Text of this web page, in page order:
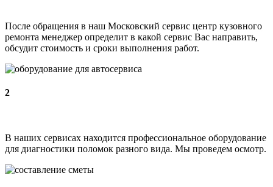
После обращения в наш Московский сервис центр кузовного
ремонта менеджер определит в какой сервис Вас направить,
обсудит стоимость и сроки выполнения работ.
2
В наших сервисах находится профессиональное оборудование
для диагностики поломок разного вида. Мы проведем осмотр.